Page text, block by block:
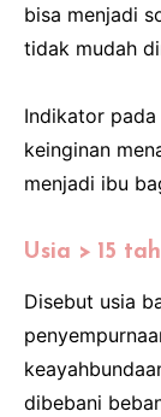
bisa menjadi
tidak mudah
Indikator
keinginan
menjadi ibu
Usia > 15
Disebut usia
dibebani